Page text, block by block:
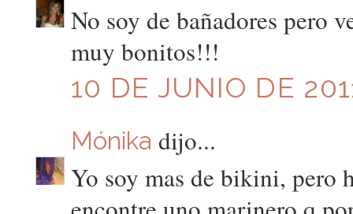
No soy de bañadores pero
muy bonitos!!!
10 DE JUNIO DE
Mónika dijo...
Yo soy mas de bikini, pero